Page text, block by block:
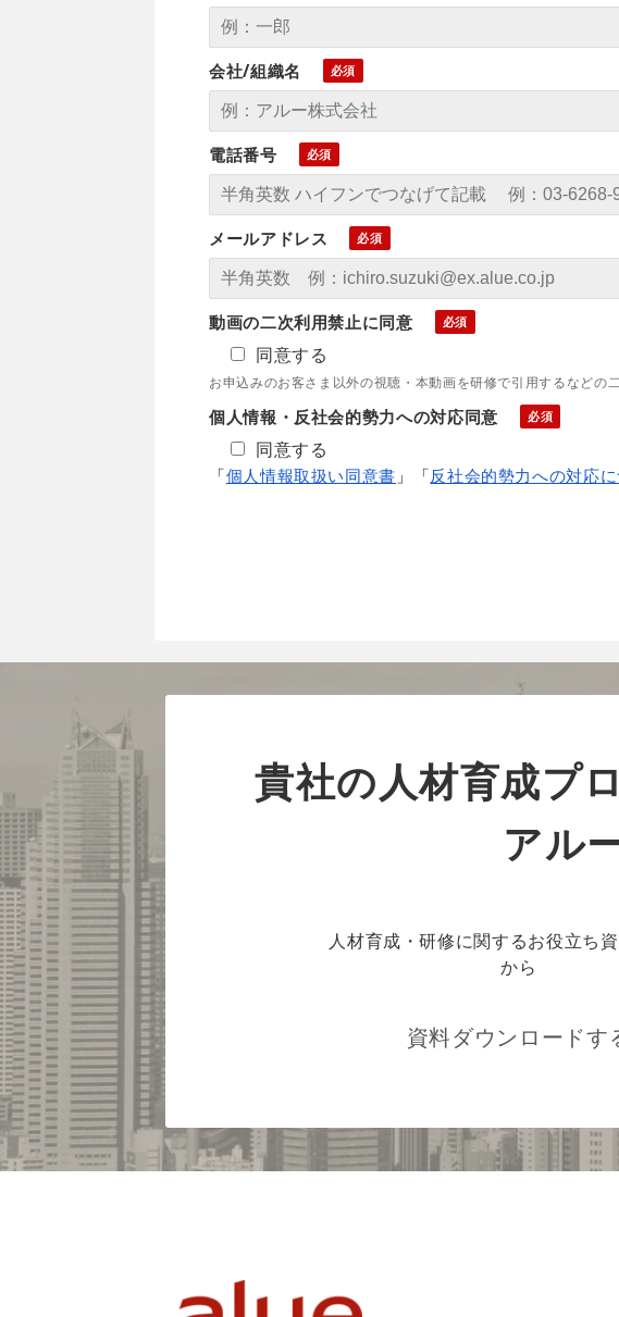
会社/組織名
電話番号
メールアドレス
動画の二次利用禁止に同意
同意する
お申込みのお客さま以外の視聴・本動画を研修で引用するなどの
個人情報・反社会的勢力への対応同意
同意する
「 個人情報取扱い同意書 」「 反社会的勢力への対応
貴社の人材育成プ
アル
人材育成・研修に関するお役立ち
から
資料ダウンロードす